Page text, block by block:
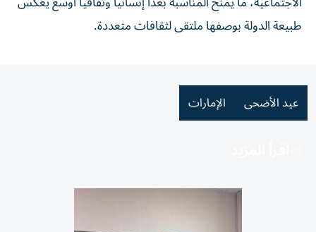
طبيعة الدولة بوصفها ملتقى لثقافات متعددة.
عيد الأضحى الإمارات